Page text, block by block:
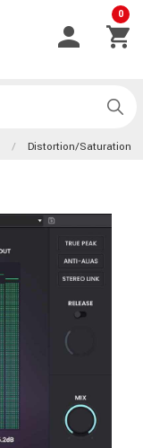
0
Distortion/Saturation